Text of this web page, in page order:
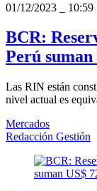
01/12/2023
10:59
BCR:
Perú suman
Las RIN están
nivel actual es
Mercados
Redacción Gestión